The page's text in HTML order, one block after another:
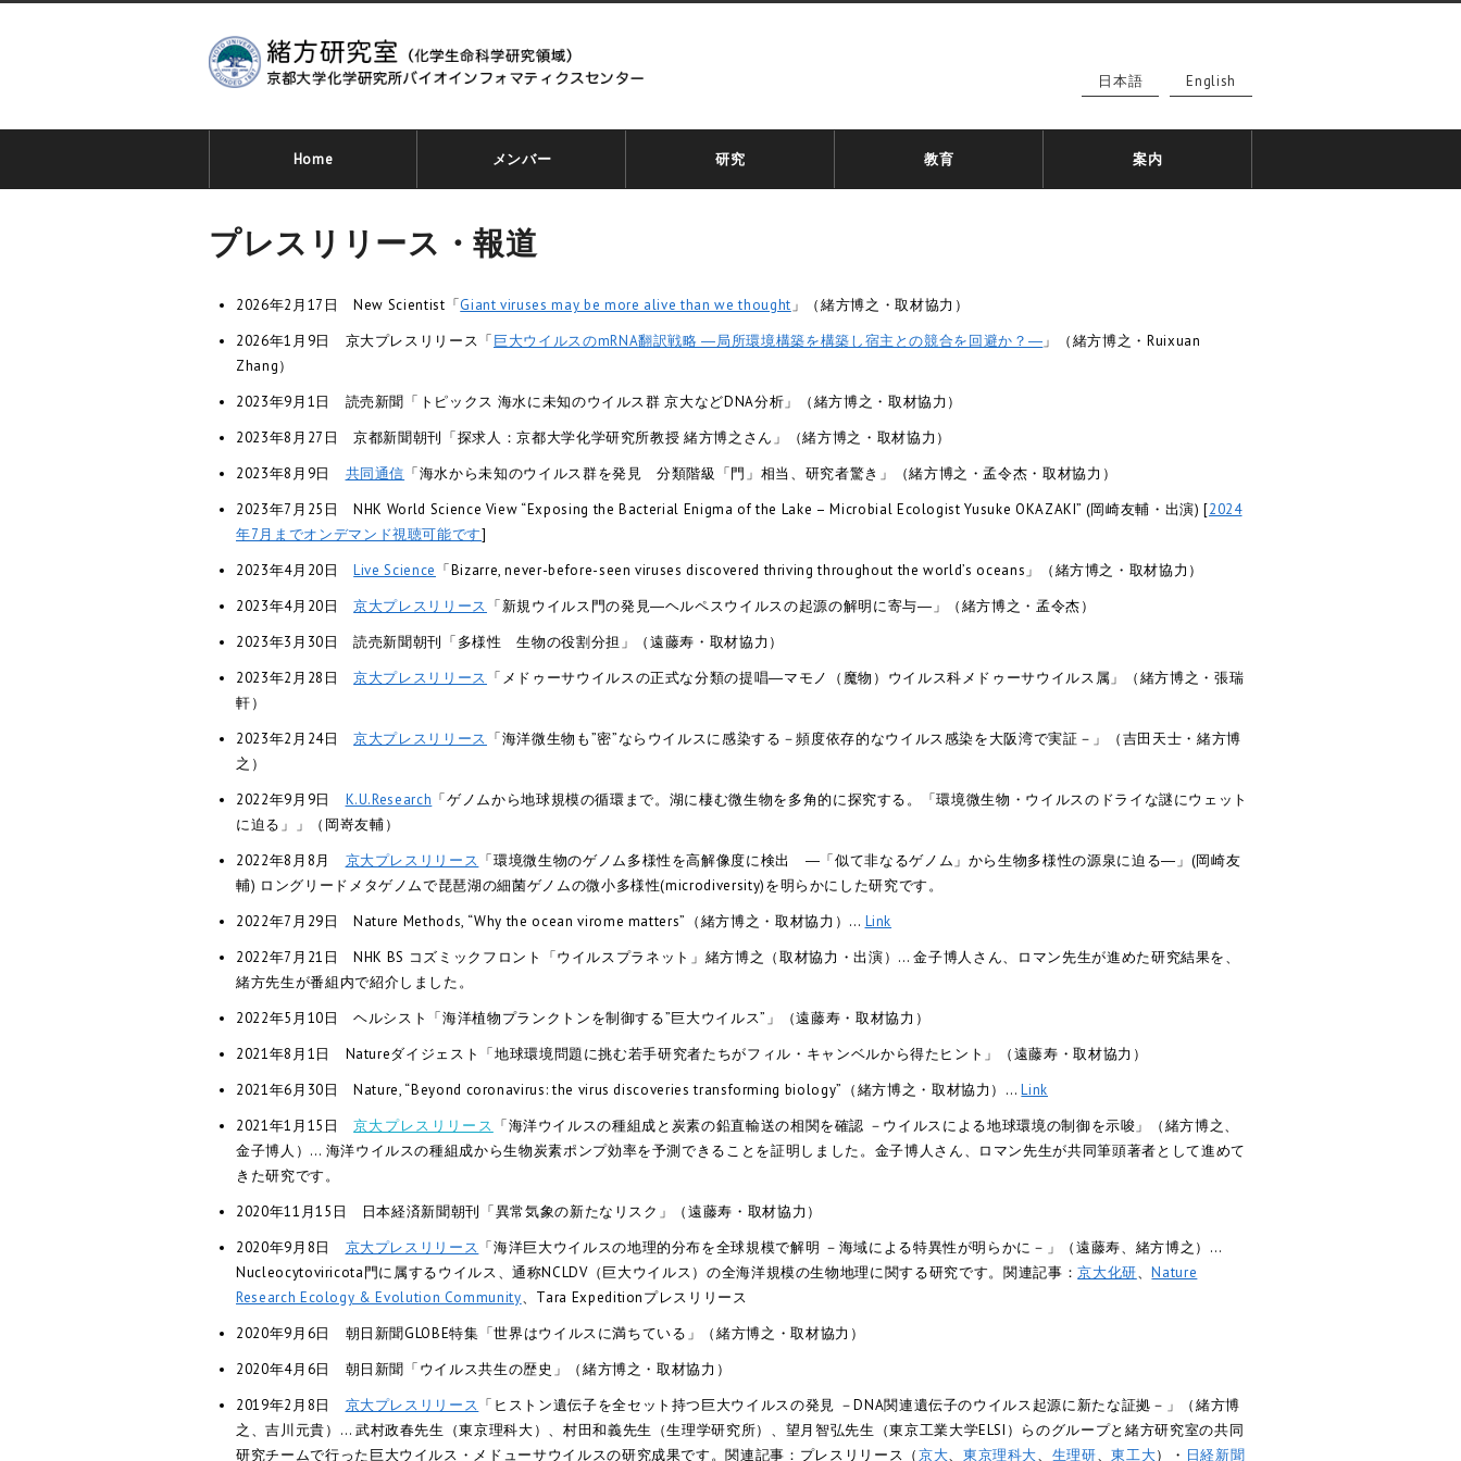
日本語 English
Home メンバー 研究 教育 案内
プレスリリース・報道
2026年2月17日 New Scientist「Giant viruses may be more alive than we thought 」（緒方博之・取材協力）
2026年1月9日 京大プレスリリース「巨大ウイルスのmRNA翻訳戦略 ―局所環境構築を構築し宿主との競合を回避か？― 」（緒方博之・Ruixuan
Zhang）
2023年9月1日 読売新聞「トピックス 海水に未知のウイルス群 京大などDNA分析」（緒方博之・取材協力）
2023年8月27日 京都新聞朝刊「探求人：京都大学化学研究所教授 緒方博之さん」（緒方博之・取材協力）
2023年8月9日 共同通信 「海水から未知のウイルス群を発見 分類階級「門」相当、研究者驚き」（緒方博之・孟令杰・取材協力）
2023年7月25日 NHK World Science View “Exposing the Bacterial Enigma of the Lake – Microbial Ecologist Yusuke OKAZAKI” (岡崎友輔・出演) [2024
年7月までオンデマンド視聴可能です]
2023年4月20日Live Science 「Bizarre, never-before-seen viruses discovered thriving throughout the world’s oceans」（緒方博之・取材協力）
2023年4月20日京大プレスリリース 「新規ウイルス門の発見―ヘルペスウイルスの起源の解明に寄与―」（緒方博之・孟令杰）
2023年3月30日 読売新聞朝刊「多様性 生物の役割分担」（遠藤寿・取材協力）
2023年2月28日京大プレスリリース 「メドゥーサウイルスの正式な分類の提唱―マモノ（魔物）ウイルス科メドゥーサウイルス属」（緒方博之・張瑞
軒）
2023年2月24日京大プレスリリース 「海洋微生物も”密”ならウイルスに感染する－頻度依存的なウイルス感染を大阪湾で実証－」（吉田天士・緒方博
之）
2022年9月9日 K.U.Research 「ゲノムから地球規模の循環まで。湖に棲む微生物を多角的に探究する。「環境微生物・ウイルスのドライな謎にウェット
に迫る」」（岡嵜友輔）
2022年8月8月 京大プレスリリース 「環境微生物のゲノム多様性を高解像度に検出 ―「似て非なるゲノム」から生物多様性の源泉に迫る―」(岡崎友
輔) ロングリードメタゲノムで琵琶湖の細菌ゲノムの微小多様性(microdiversity)を明らかにした研究です。
2022年7月29日 Nature Methods, “Why the ocean virome matters”（緒方博之・取材協力）… Link
2022年7月21日 NHK BS コズミックフロント「ウイルスプラネット」緒方博之（取材協力・出演）… 金子博人さん、ロマン先生が進めた研究結果を、
緒方先生が番組内で紹介しました。
2022年5月10日 ヘルシスト「海洋植物プランクトンを制御する”巨大ウイルス”」（遠藤寿・取材協力）
2021年8月1日 Natureダイジェスト「地球環境問題に挑む若手研究者たちがフィル・キャンベルから得たヒント」（遠藤寿・取材協力）
2021年6月30日 Nature, “Beyond coronavirus: the virus discoveries transforming biology”（緒方博之・取材協力）…Link
2021年1月15日京大プレスリリース 「海洋ウイルスの種組成と炭素の鉛直輸送の相関を確認 －ウイルスによる地球環境の制御を示唆」（緒方博之、
金子博人）… 海洋ウイルスの種組成から生物炭素ポンプ効率を予測できることを証明しました。金子博人さん、ロマン先生が共同筆頭著者として進めて
きた研究です。
2020年11月15日 日本経済新聞朝刊「異常気象の新たなリスク」（遠藤寿・取材協力）
2020年9月8日 京大プレスリリース 「海洋巨大ウイルスの地理的分布を全球規模で解明 －海域による特異性が明らかに－」（遠藤寿、緒方博之）…
Nucleocytoviricota門に属するウイルス、通称NCLDV（巨大ウイルス）の全海洋規模の生物地理に関する研究です。関連記事：京大化研、Nature
Research Ecology & Evolution Community、Tara Expeditionプレスリリース
2020年9月6日 朝日新聞GLOBE特集「世界はウイルスに満ちている」（緒方博之・取材協力）
2020年4月6日 朝日新聞「ウイルス共生の歴史」（緒方博之・取材協力）
2019年2月8日 京大プレスリリース 「ヒストン遺伝子を全セット持つ巨大ウイルスの発見 －DNA関連遺伝子のウイルス起源に新たな証拠－」（緒方博
之、吉川元貴）… 武村政春先生（東京理科大）、村田和義先生（生理学研究所）、望月智弘先生（東京工業大学ELSI）らのグループと緒方研究室の共同
研究チームで行った巨大ウイルス・メドューサウイルスの研究成果です。関連記事：プレスリリース（京大、 東京理科大、 生理研、東工大）・ 日経新聞